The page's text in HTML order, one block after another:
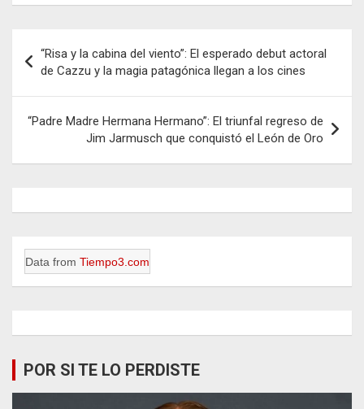
de
entradas
“Risa y la cabina del viento”: El esperado debut actoral
de Cazzu y la magia patagónica llegan a los cines
“Padre Madre Hermana Hermano”: El triunfal regreso de
Jim Jarmusch que conquistó el León de Oro
Data from Tiempo3.com
POR SI TE LO PERDISTE